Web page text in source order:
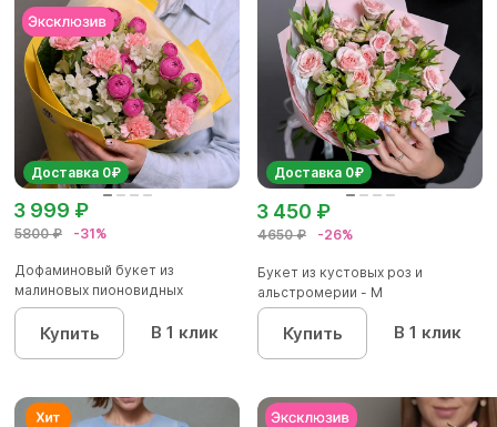
Доставка 0₽
5800 ₽ -31%
3 999 ₽
Дофаминовый букет из
малиновых пионовидных
кустовых роз...
Купить В 1 клик
Доставка 0₽
4650 ₽ -26%
3 450 ₽
Букет из кустовых роз и
альстромерии - М
Купить В 1 клик